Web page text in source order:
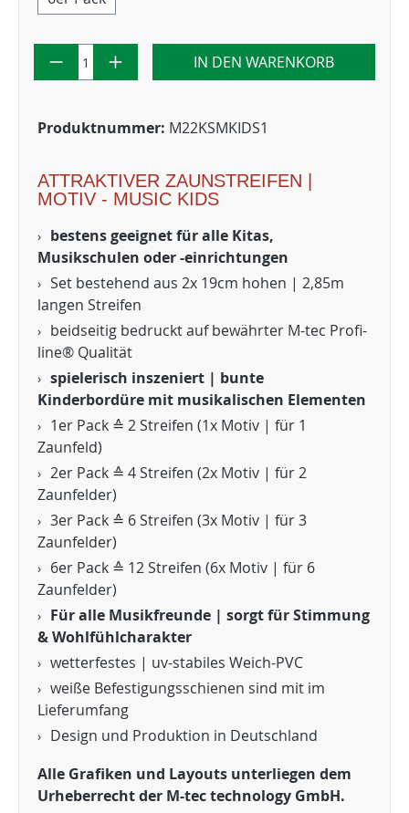
IN DEN WARENKORB
Produktnummer: M22KSMKIDS1
ATTRAKTIVER ZAUNSTREIFEN |
MOTIV - MUSIC KIDS
bestens geeignet für alle Kitas,
Musikschulen oder -einrichtungen
Set bestehend aus 2x 19cm hohen | 2,85m
langen Streifen
beidseitig bedruckt auf bewährter M-tec Profi-
line® Qualität
spielerisch inszeniert | bunte
Kinderbordüre mit musikalischen Elementen
1er Pack ≙ 2 Streifen (1x Motiv | für 1
Zaunfeld)
2er Pack ≙ 4 Streifen (2x Motiv | für 2
Zaunfelder)
3er Pack ≙ 6 Streifen (3x Motiv | für 3
Zaunfelder)
6er Pack ≙ 12 Streifen (6x Motiv | für 6
Zaunfelder)
Für alle Musikfreunde | sorgt für Stimmung
& Wohlfühlcharakter
wetterfestes | uv-stabiles Weich-PVC
weiße Befestigungsschienen sind mit im
Lieferumfang
Design und Produktion in Deutschland
Alle Grafiken und Layouts unterliegen dem
Urheberrecht der M-tec technology GmbH.